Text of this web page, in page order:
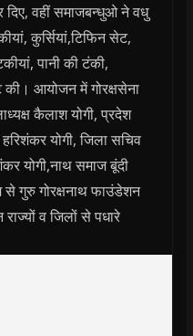
दिए, वहीं समाजबन्धुओ ने वधु
कुर्सियां,टिफिन सेट,
पानी की टंकी,
की। आयोजन में गोरक्षसेना
कैलाश योगी, प्रदेश
हरिशंकर योगी, जिला सचिव
योगी,नाथ समाज बूंदी
से गुरु गोरक्षनाथ फाउंडेशन
राज्यों व जिलों से पधारे